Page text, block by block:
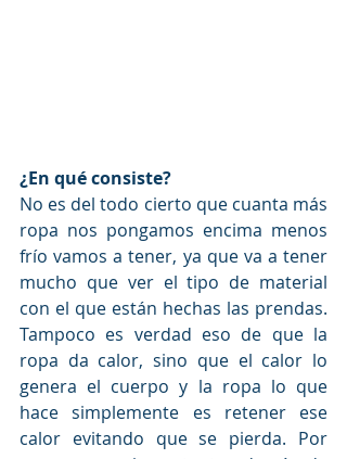
¿En qué consiste?
No es del todo cierto que cuanta más
ropa nos pongamos encima menos
frío vamos a tener, ya que va a tener
mucho que ver el tipo de material
con el que están hechas las prendas.
Tampoco es verdad eso de que la
ropa da calor, sino que el calor lo
genera el cuerpo y la ropa lo que
hace simplemente es retener ese
calor evitando que se pierda. Por